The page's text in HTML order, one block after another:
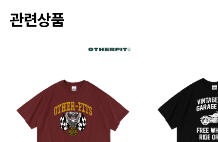
관련상품